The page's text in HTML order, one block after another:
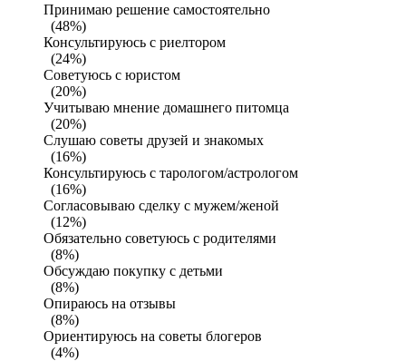
Принимаю решение самостоятельно
(48%)
Консультируюсь с риелтором
(24%)
Советуюсь с юристом
(20%)
Учитываю мнение домашнего питомца
(20%)
Слушаю советы друзей и знакомых
(16%)
Консультируюсь с тарологом/астрологом
(16%)
Согласовываю сделку с мужем/женой
(12%)
Обязательно советуюсь с родителями
(8%)
Обсуждаю покупку с детьми
(8%)
Опираюсь на отзывы
(8%)
Ориентируюсь на советы блогеров
(4%)